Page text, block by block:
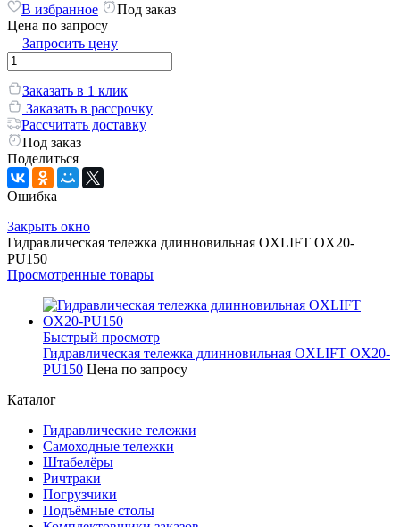
В избранное
Под заказ
Цена по запросу
Запросить цену
Заказать в 1 клик
Заказать в рассрочку
Рассчитать доставку
Под заказ
Поделиться
Ошибка
Закрыть окно
Гидравлическая тележка длинновильная OXLIFT OX20-
PU150
Просмотренные товары
Быстрый просмотр
Гидравлическая тележка длинновильная OXLIFT OX20-
PU150 Цена по запросу
Каталог
Гидравлические тележки
Самоходные тележки
Штабелёры
Ричтраки
Погрузчики
Подъёмные столы